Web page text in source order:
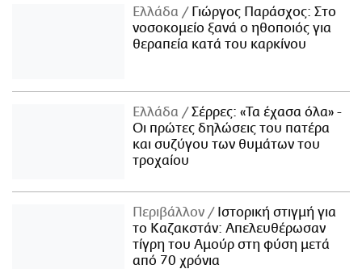
Ελλάδα
Γιώργος Παράσχος: Στο
νοσοκομείο ξανά ο ηθοποιός για
θεραπεία κατά του καρκίνου
Ελλάδα
Σέρρες: «Τα έχασα όλα» -
Οι πρώτες δηλώσεις του πατέρα
και συζύγου των θυμάτων του
τροχαίου
Περιβάλλον
Ιστορική στιγμή για
το Καζακστάν: Απελευθέρωσαν
τίγρη του Αμούρ στη φύση μετά
από 70 χρόνια